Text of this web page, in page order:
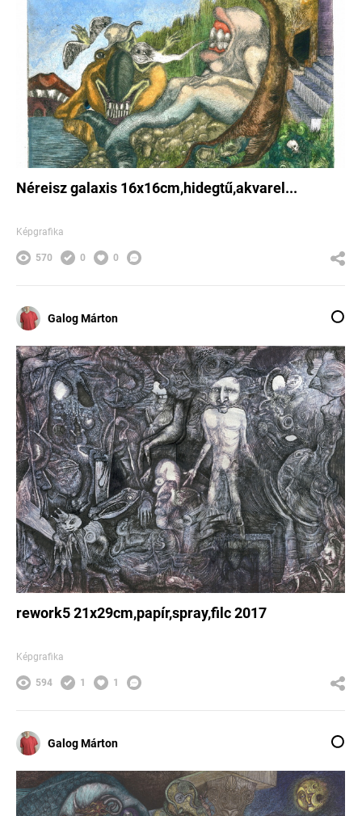
Néreisz galaxis 16x16cm,hidegtű,akvarel...
Képgrafika
570 0 0
Galog Márton
rework5 21x29cm,papír,spray,filc 2017
Képgrafika
594 1 1
Galog Márton